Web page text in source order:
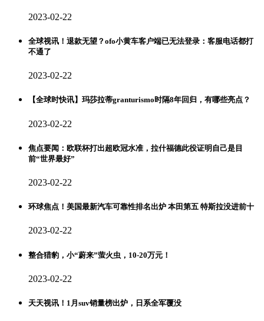
2023-02-22
全球视讯！退款无望？ofo小黄车客户端已无法登录：客服电话都打
不通了
2023-02-22
【全球时快讯】玛莎拉蒂granturismo时隔8年回归，有哪些亮点？
2023-02-22
焦点要闻：欧联杯打出超欧冠水准，拉什福德此役证明自己是目
前“世界最好”
2023-02-22
环球焦点！美国最新汽车可靠性排名出炉 本田第五 特斯拉没进前十
2023-02-22
整合猎豹，小“蔚来”萤火虫，10-20万元！
2023-02-22
天天视讯！1月suv销量榜出炉，日系全军覆没